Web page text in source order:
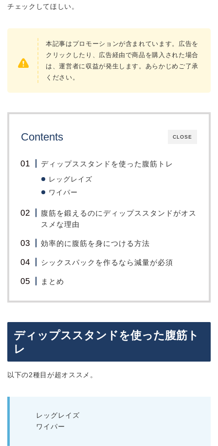
チェックしてほしい。
本記事はプロモーションが含まれています。広告を
クリックしたり、広告経由で商品を購入された場合
は、運営者に収益が発生します。あらかじめご了承
ください。
CLOSE
Contents
ディップススタンドを使った腹筋トレ
レッグレイズ
ワイパー
腹筋を鍛えるのにディップススタンドがオス
スメな理由
効率的に腹筋を身につける方法
シックスパックを作るなら減量が必須
まとめ
ディップススタンドを使った腹筋ト
レ
以下の2種目が超オススメ。
レッグレイズ
ワイパー